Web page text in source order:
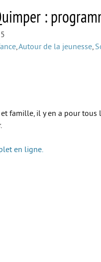
:
,Autour de la jeunesse,
famille, il y en a pour tous
en ligne.